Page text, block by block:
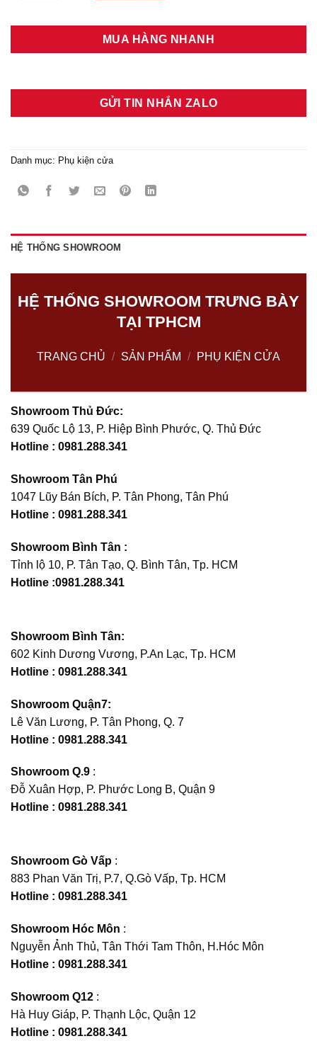
MUA HÀNG NHANH
GỬI TIN NHẮN ZALO
Danh mục: Phụ kiện cửa
HỆ THỐNG SHOWROOM
HỆ THỐNG SHOWROOM TRƯNG BÀY
TẠI TPHCM
TRANG CHỦ / SẢN PHẨM / PHỤ KIỆN CỬA
Showroom Thủ Đức:
639 Quốc Lộ 13, P. Hiệp Bình Phước, Q. Thủ Đức
Hotline : 0981.288.341
Showroom Tân Phú
1047 Lũy Bán Bích, P. Tân Phong, Tân Phú
Hotline : 0981.288.341
Showroom Bình Tân :
Tỉnh lộ 10, P. Tân Tạo, Q. Bình Tân, Tp. HCM
Hotline :0981.288.341
Showroom Bình Tân:
602 Kinh Dương Vương, P.An Lạc, Tp. HCM
Hotline : 0981.288.341
Showroom Quận7:
Lê Văn Lương, P. Tân Phong, Q. 7
Hotline : 0981.288.341
Showroom Q.9 :
Đỗ Xuân Hợp, P. Phước Long B, Quận 9
Hotline : 0981.288.341
Showroom Gò Vấp :
883 Phan Văn Trị, P.7, Q.Gò Vấp, Tp. HCM
Hotline : 0981.288.341
Showroom Hóc Môn :
Nguyễn Ảnh Thủ, Tân Thới Tam Thôn, H.Hóc Môn
Hotline : 0981.288.341
Showroom Q12 :
Hà Huy Giáp, P. Thạnh Lộc, Quận 12
Hotline : 0981.288.341